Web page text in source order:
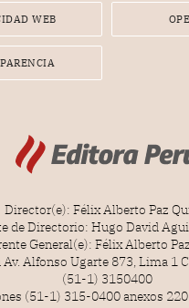
WEB
Director(e): Félix Alberto Paz
de Directorio: Hugo David
General(e): Félix Alberto
Av. Alfonso Ugarte 873, Lima 1
(51-1) 3150400
(51-1) 315-0400 anexos